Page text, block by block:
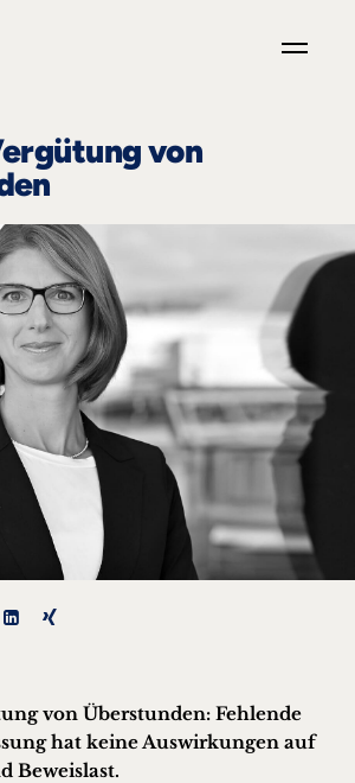
von
von Überstunden: Fehlende
hat keine Auswirkungen auf
Beweislast.